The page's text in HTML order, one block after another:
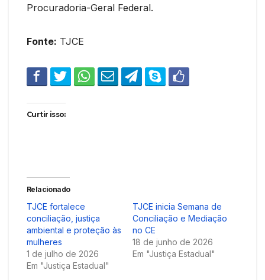
Procuradoria-Geral Federal.
Fonte: TJCE
Curtir isso:
Relacionado
TJCE fortalece
conciliação, justiça
ambiental e proteção às
mulheres
1 de julho de 2026
Em "Justiça Estadual"
TJCE inicia Semana de
Conciliação e Mediação
no CE
18 de junho de 2026
Em "Justiça Estadual"